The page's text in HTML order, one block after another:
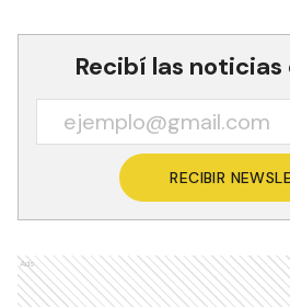
Recibí las
RECIBIR
Ads